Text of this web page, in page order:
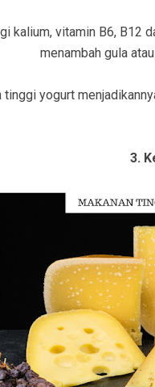
kalium, vitamin B6, B12
menambah gula
tinggi yogurt
3.